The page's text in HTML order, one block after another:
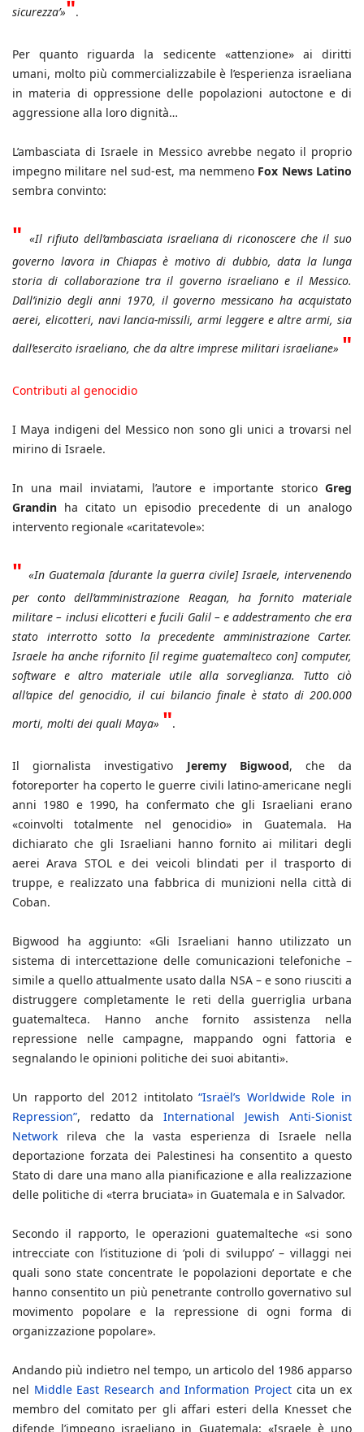
sicurezza’»".
Per quanto riguarda la sedicente «attenzione» ai diritti
umani, molto più commercializzabile è l’esperienza israeliana
in materia di oppressione delle popolazioni autoctone e di
aggressione alla loro dignità…
L’ambasciata di Israele in Messico avrebbe negato il proprio
impegno militare nel sud-est, ma nemmenoFox News Latino
sembra convinto:
" «Il rifiuto dell’ambasciata israeliana di riconoscere che il suo
governo lavora in Chiapas è motivo di dubbio, data la lunga
storia di collaborazione tra il governo israeliano e il Messico.
Dall’inizio degli anni 1970, il governo messicano ha acquistato
aerei, elicotteri, navi lancia-missili, armi leggere e altre armi, sia
dall’esercito israeliano, che da altre imprese militari israeliane» "
Contributi al genocidio
I Maya indigeni del Messico non sono gli unici a trovarsi nel
mirino di Israele.
In una mail inviatami, l’autore e importante storico Greg
Grandin ha citato un episodio precedente di un analogo
intervento regionale «caritatevole»:
" «In Guatemala [durante la guerra civile] Israele, intervenendo
per conto dell’amministrazione Reagan, ha fornito materiale
militare – inclusi elicotteri e fucili Galil – e addestramento che era
stato interrotto sotto la precedente amministrazione Carter.
Israele ha anche rifornito [il regime guatemalteco con] computer,
software e altro materiale utile alla sorveglianza. Tutto ciò
all’apice del genocidio, il cui bilancio finale è stato di 200.000
morti, molti dei quali Maya» ".
Il giornalista investigativo Jeremy Bigwood, che da
fotoreporter ha coperto le guerre civili latino-americane negli
anni 1980 e 1990, ha confermato che gli Israeliani erano
«coinvolti totalmente nel genocidio» in Guatemala. Ha
dichiarato che gli Israeliani hanno fornito ai militari degli
aerei Arava STOL e dei veicoli blindati per il trasporto di
truppe, e realizzato una fabbrica di munizioni nella città di
Coban.
Bigwood ha aggiunto: «Gli Israeliani hanno utilizzato un
sistema di intercettazione delle comunicazioni telefoniche –
simile a quello attualmente usato dalla NSA – e sono riusciti a
distruggere completamente le reti della guerriglia urbana
guatemalteca. Hanno anche fornito assistenza nella
repressione nelle campagne, mappando ogni fattoria e
segnalando le opinioni politiche dei suoi abitanti».
Un rapporto del 2012 intitolato“Israël’s Worldwide Role in
Repression”, redatto da International Jewish Anti-Sionist
Network rileva che la vasta esperienza di Israele nella
deportazione forzata dei Palestinesi ha consentito a questo
Stato di dare una mano alla pianificazione e alla realizzazione
delle politiche di «terra bruciata» in Guatemala e in Salvador.
Secondo il rapporto, le operazioni guatemalteche «si sono
intrecciate con l’istituzione di ‘poli di sviluppo’ – villaggi nei
quali sono state concentrate le popolazioni deportate e che
hanno consentito un più penetrante controllo governativo sul
movimento popolare e la repressione di ogni forma di
organizzazione popolare».
Andando più indietro nel tempo, un articolo del 1986 apparso
nel Middle East Research and Information Project cita un ex
membro del comitato per gli affari esteri della Knesset che
difende l’impegno israeliano in Guatemala: «Israele è uno